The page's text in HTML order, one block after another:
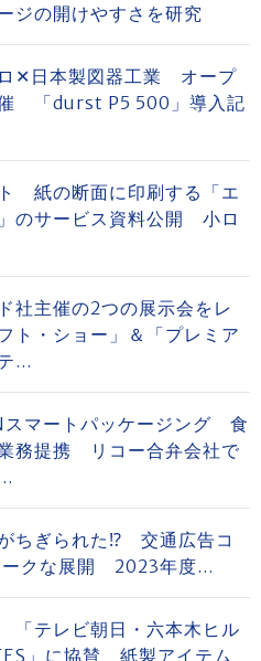
ジの開けやすさを研究
✕日本製図器工業 オープ
「durst P5 500」導入記
紙の断面に印刷する「エ
のサービス資料公開 小ロ
社主催の2つの展示会をレ
ト・ショー」＆「プレミア
...
スマートパッケージング 食
務提携 リコー合弁会社で
ちぎられた⁉ 交通広告コ
ークな展開 2023年度...
「テレビ朝日・六本木ヒル
」に協賛 紙製アイテム